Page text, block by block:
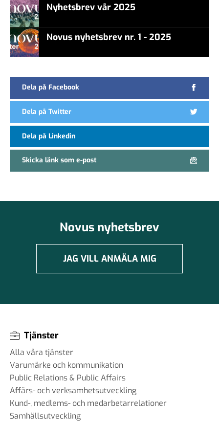
Nyhetsbrev vår 2025
Novus nyhetsbrev nr. 1 - 2025
Dela på Facebook
Dela på Twitter
Dela på Linkedin
Skicka länk som e-post
Novus nyhetsbrev
JAG VILL ANMÄLA MIG
Tjänster
Alla våra tjänster
Varumärke och kommunikation
Public Relations & Public Affairs
Affärs- och verksamhetsutveckling
Kund-, medlems- och medarbetarrelationer
Samhällsutveckling